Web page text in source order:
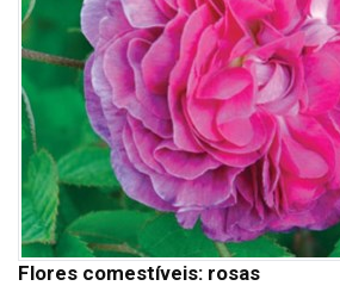
Flores comestíveis: rosas